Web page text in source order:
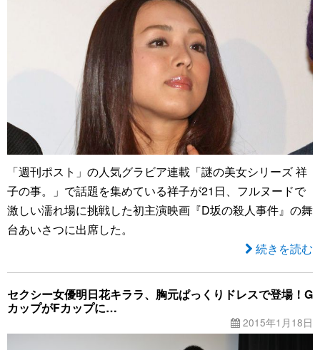
「週刊ポスト」の人気グラビア連載「謎の美女シリーズ 祥
子の事。」で話題を集めている祥子が21日、フルヌードで
激しい濡れ場に挑戦した初主演映画『D坂の殺人事件』の舞
台あいさつに出席した。
続きを読む
セクシー女優明日花キララ、胸元ぱっくりドレスで登場！G
カップがFカップに…
2015年1月18日